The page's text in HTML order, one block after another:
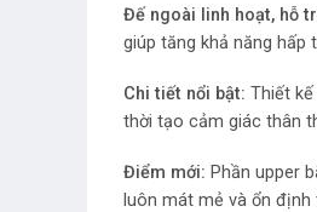
Đế ngoài linh hoạt, hỗ
giúp tăng khả năng hấp
Chi tiết nổi bật: Thiết
thời tạo cảm giác thân
Điểm mới: Phần upper
luôn mát mẻ và ổn